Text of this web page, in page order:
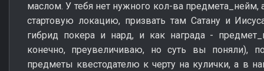
маслом. У тебя нет нужного кол-ва предмета_нейм,
стартовую локацию, призвать там Сатану и
гибрид покера и нард, и как награда -
конечно, преувеличиваю, но суть вы поняли),
предметы квестодателю к черту на кулички, а в